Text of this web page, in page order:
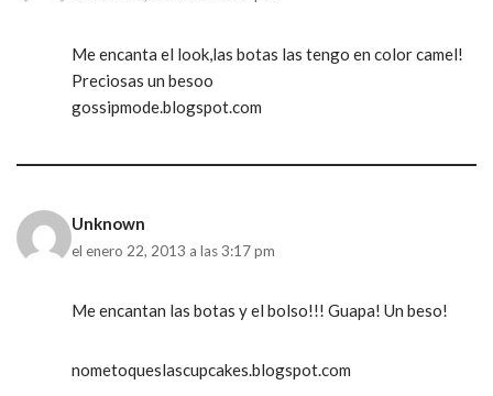
Me encanta el look,las botas las tengo en color camel!
Preciosas un besoo
gossipmode.blogspot.com
Unknown
el enero 22, 2013 a las 3:17 pm
Me encantan las botas y el bolso!!! Guapa! Un beso!
nometoqueslascupcakes.blogspot.com